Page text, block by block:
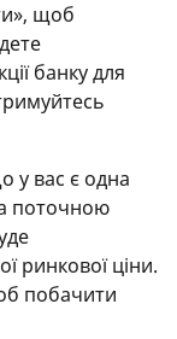
щоб
банку для
у вас є одна
поточною
ринкової ціни.
побачити